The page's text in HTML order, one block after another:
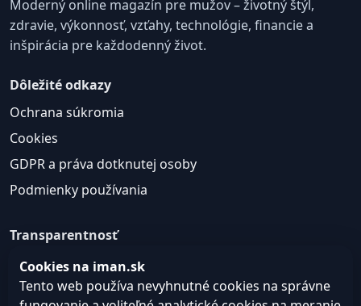
Moderný online magazín pre mužov – životný štýl,
zdravie, výkonnosť, vzťahy, technológie, financie a
inšpirácia pre každodenný život.
Dôležité odkazy
Ochrana súkromia
Cookies
GDPR a práva dotknutej osoby
Podmienky používania
Transparentnosť
Web môže používať nevyhnutné cookies pre správne
fungovanie a voliteľné analytické cookies na
Cookies na iman.sk
Tento web používa nevyhnutné cookies na správne